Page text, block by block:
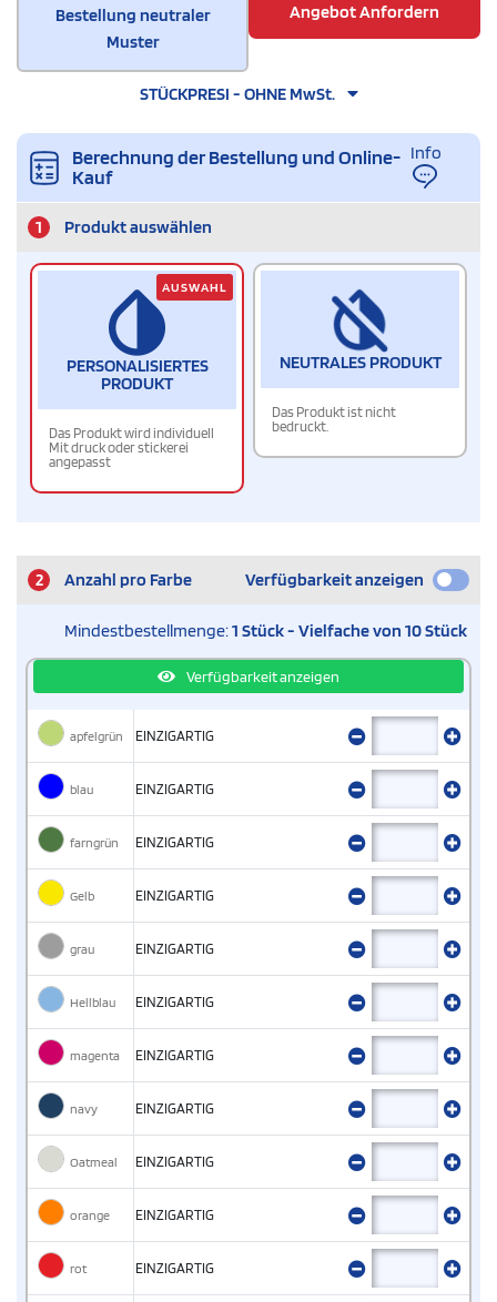
Bestellung neutraler
Muster
Angebot Anfordern
STÜCKPRESI - OHNE MwSt.
Berechnung der Bestellung und Online-
Kauf
Info
1 Produkt auswählen
PERSONALISIERTES
PRODUKT
Das Produkt wird individuell
Mit druck oder stickerei
angepasst
AUSWAHL
NEUTRALES PRODUKT
Das Produkt ist nicht
bedruckt.
2 Anzahl pro Farbe Verfügbarkeit anzeigen
Mindestbestellmenge:1 Stück - Vielfache von 10 Stück
Verfügbarkeit anzeigen
apfelgrün EINZIGARTIG
blau EINZIGARTIG
farngrün EINZIGARTIG
Gelb EINZIGARTIG
grau EINZIGARTIG
Hellblau EINZIGARTIG
magenta EINZIGARTIG
navy EINZIGARTIG
Oatmeal EINZIGARTIG
orange EINZIGARTIG
rot EINZIGARTIG